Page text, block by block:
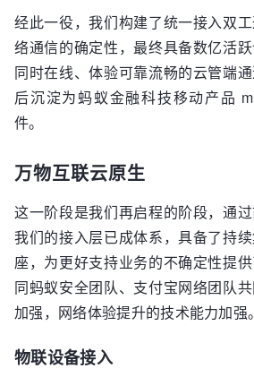
经此一役，我们构建了统一接入双
络通信的确定性，最终具备数亿活
同时在线、体验可靠流畅的云管端
后沉淀为蚂蚁金融科技移动产品
件。
万物互联云原生
这一阶段是我们再启程的阶段，通过
我们的接入层已成体系，具备了持
座，为更好支持业务的不确定性提
同蚂蚁安全团队、支付宝网络团队
加强，网络体验提升的技术能力加强。
物联设备接入